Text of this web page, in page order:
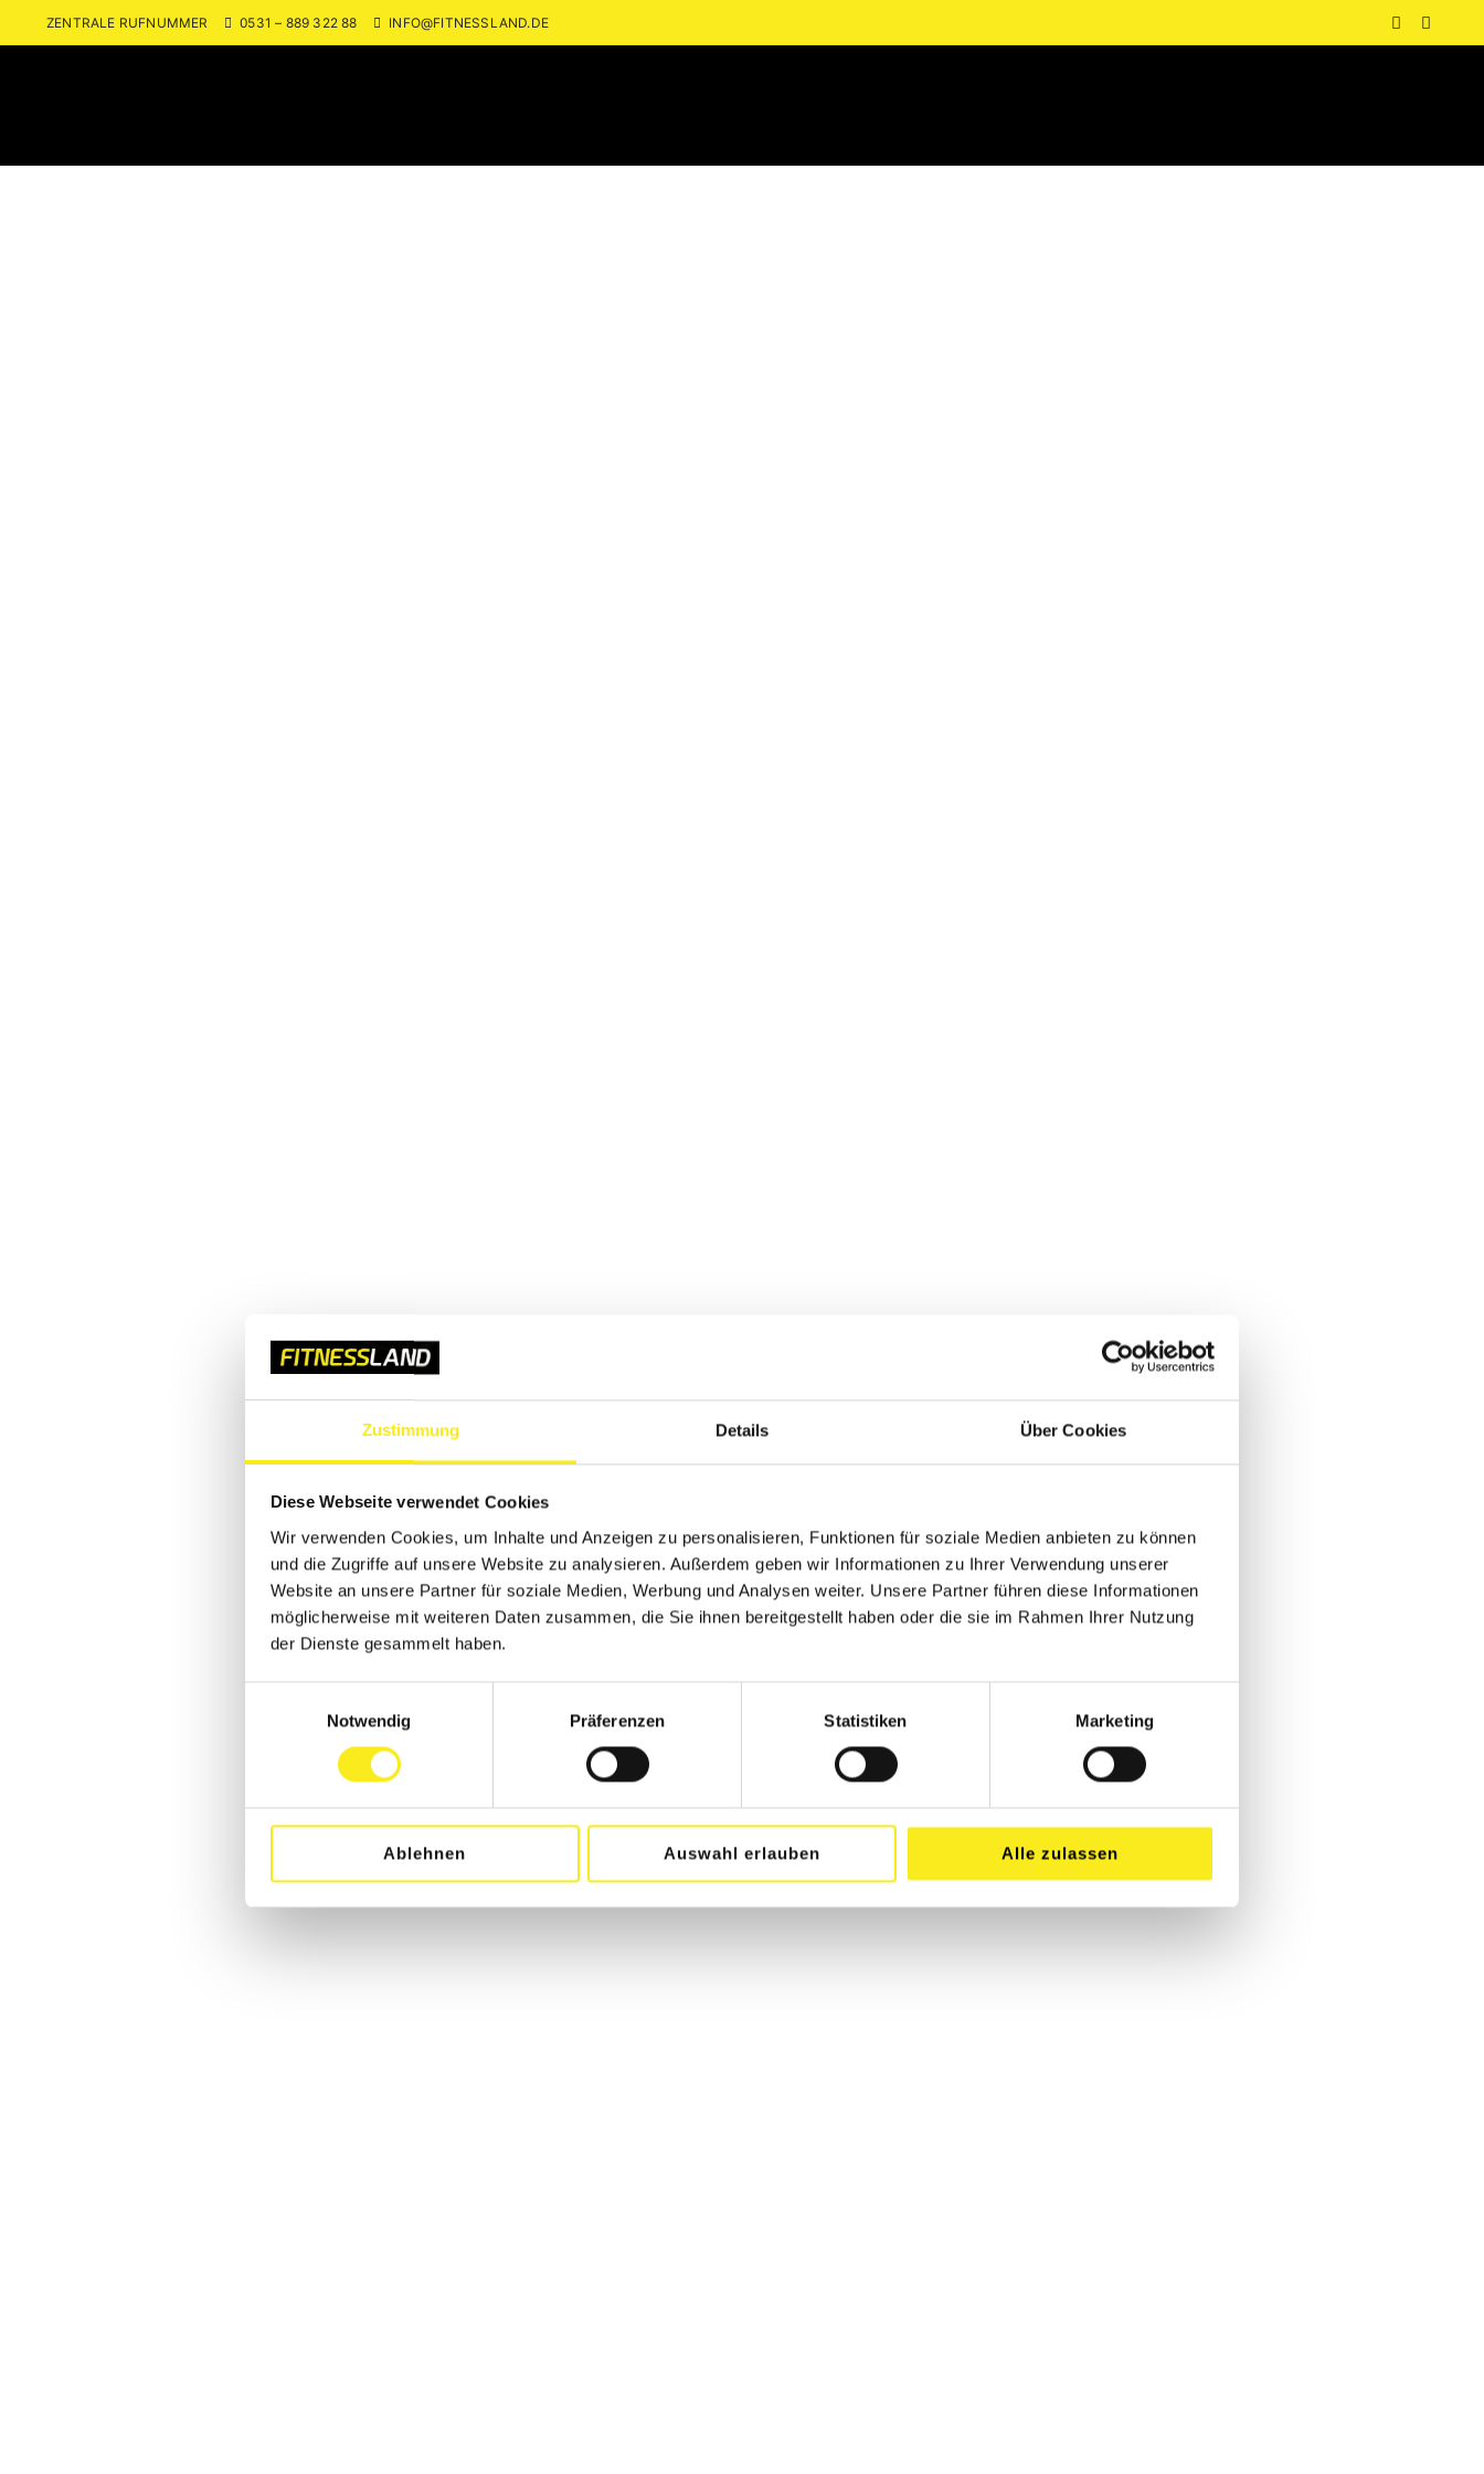
Zustimmung Details Über Cookies
Diese Webseite verwendet Cookies
Wir verwenden Cookies, um Inhalte und Anzeigen zu personalisieren, Funktionen für soziale Medien anbieten zu können
und die Zugriffe auf unsere Website zu analysieren. Außerdem geben wir Informationen zu Ihrer Verwendung unserer
Website an unsere Partner für soziale Medien, Werbung und Analysen weiter. Unsere Partner führen diese Informationen
möglicherweise mit weiteren Daten zusammen, die Sie ihnen bereitgestellt haben oder die sie im Rahmen Ihrer Nutzung
der Dienste gesammelt haben.
Notwendig
Präferenzen Statistiken Marketing
Ablehnen Auswahl erlauben Alle zulassen
ZENTRALE RUFNUMMER 0531 – 889 322 88 INFO@FITNESSLAND.DE